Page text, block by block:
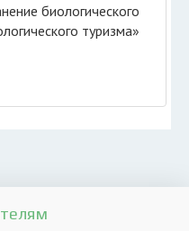
биологического
туризма»